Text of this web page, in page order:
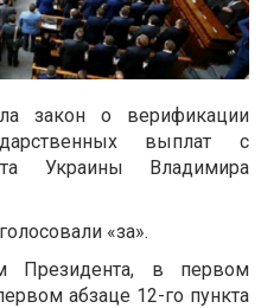
закон о верификации
выплат с
Украины Владимира
«за».
Президента, в первом
абзаце 12-го пункта